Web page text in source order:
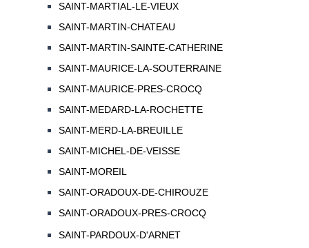
SAINT-MARTIAL-LE-VIEUX
SAINT-MARTIN-CHATEAU
SAINT-MARTIN-SAINTE-CATHERINE
SAINT-MAURICE-LA-SOUTERRAINE
SAINT-MAURICE-PRES-CROCQ
SAINT-MEDARD-LA-ROCHETTE
SAINT-MERD-LA-BREUILLE
SAINT-MICHEL-DE-VEISSE
SAINT-MOREIL
SAINT-ORADOUX-DE-CHIROUZE
SAINT-ORADOUX-PRES-CROCQ
SAINT-PARDOUX-D'ARNET